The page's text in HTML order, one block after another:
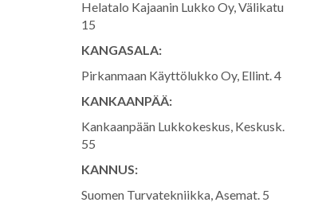
Helatalo Kajaanin Lukko Oy, Välikatu
15
KANGASALA:
Pirkanmaan Käyttölukko Oy, Ellint. 4
KANKAANPÄÄ:
Kankaanpään Lukkokeskus, Keskusk.
55
KANNUS:
Suomen Turvatekniikka, Asemat. 5